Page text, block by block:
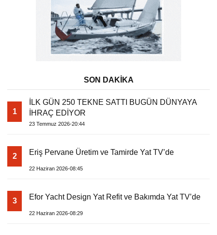
SON DAKİKA
1
İLK GÜN 250 TEKNE SATTI BUGÜN DÜNYAYA
İHRAÇ EDİYOR
23 Temmuz 2026-20:44
2 Eriş Pervane Üretim ve Tamirde Yat TV’de
22 Haziran 2026-08:45
3 Efor Yacht Design Yat Refit ve Bakımda Yat TV’de
22 Haziran 2026-08:29